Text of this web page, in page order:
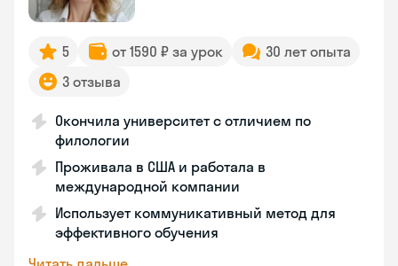
5 от 1590 ₽ за урок
30 лет опыта
3 отзыва
Окончила университет с отличием по
филологии
Проживала в США и работала в
международной компании
Использует коммуникативный метод для
эффективного обучения